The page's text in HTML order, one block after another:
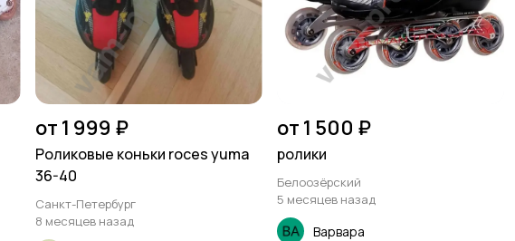
от 1 999 ₽
Роликовые коньки roces yuma
36-40
Санкт-Петербург
8 месяцев назад
от 1 500 ₽
ролики
Белоозёрский
5 месяцев назад
Варвара